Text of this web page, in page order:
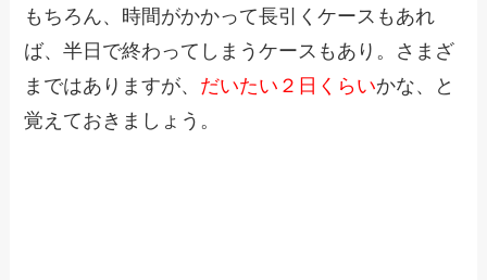
もちろん、時間がかかって長引くケースもあれ
ば、半日で終わってしまうケースもあり。さまざ
まではありますが、 だいたい２日くらいかな、と
覚えておきましょう。